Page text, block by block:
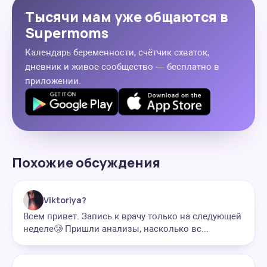
Тысячи мам уже общаются в
Supermoms
Календарь беременности, счётчик схваток,
дневник и живое сообщество — бесплатно в
приложении.
Похожие обсуждения
Viktoriya?
Всем привет. Запись к врачу только на следующей
неделе🥲 Пришли анализы, насколько вс...